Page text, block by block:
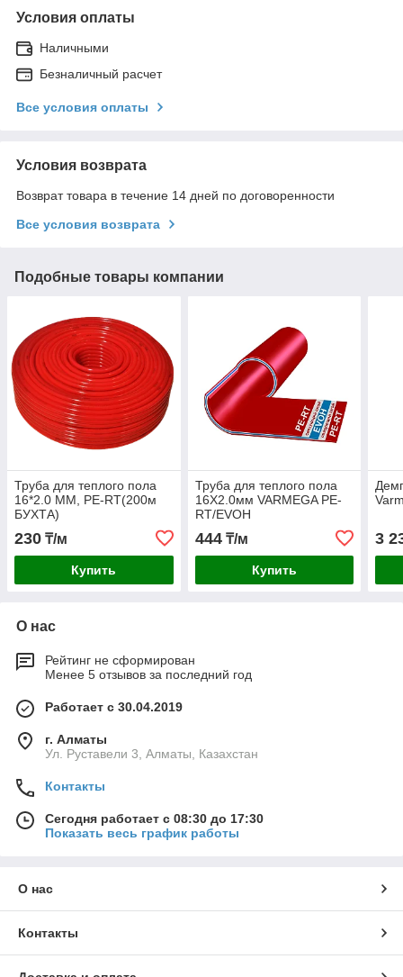
Условия оплаты
Наличными
Безналичный расчет
Все условия оплаты
Условия возврата
Возврат товара в течение 14 дней по договоренности
Все условия возврата
Подобные товары компании
Труба для теплого пола
16*2.0 ММ, PE-RT(200м
БУХТА)
230 ₸/м
Купить
Труба для теплого пола
16X2.0мм VARMEGA PE-
RT/EVOH
444₸/м
Купить
3
О нас
Рейтинг не сформирован
Менее 5 отзывов за последний год
Работает с 30.04.2019
г. Алматы
Ул. Руставели 3, Алматы, Казахстан
Контакты
Сегодня работает с 08:30 до 17:30
Показать весь график работы
О нас
Контакты